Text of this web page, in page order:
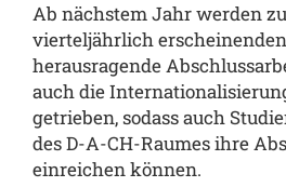
Ab nächstem Jahr werden
vierteljährlich
herausragende
auch die
getrieben, sodass auch
des D-A-CH-Raumes ihre
einreichen können.